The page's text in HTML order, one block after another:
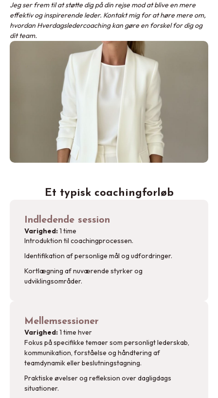
Jeg ser frem til at støtte dig på din rejse mod at blive en mere
effektiv og inspirerende leder. Kontakt mig for at høre mere om,
hvordan Hverdagsledercoaching kan gøre en forskel for dig og
dit team.
Et typisk coachingforløb
Indledende session
Varighed:1 time
Introduktion til coachingprocessen.
Identifikation af personlige mål og udfordringer.
Kortlægning af nuværende styrker og
udviklingsområder.
Mellemsessioner
Varighed:1 time hver
Fokus på specifikke temaer som personligt lederskab,
kommunikation, forståelse og håndtering af
teamdynamik eller beslutningstagning.
Praktiske øvelser og refleksion over dagligdags
situationer.